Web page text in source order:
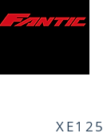
XE125